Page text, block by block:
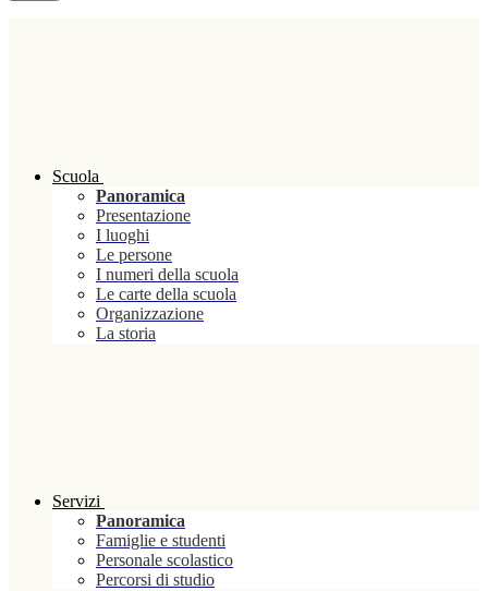
Scuola
Panoramica
Presentazione
I luoghi
Le persone
I numeri della scuola
Le carte della scuola
Organizzazione
La storia
Servizi
Panoramica
Famiglie e studenti
Personale scolastico
Percorsi di studio